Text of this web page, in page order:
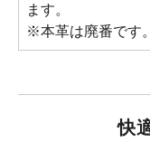
ます。
※本革は廃番です。
快